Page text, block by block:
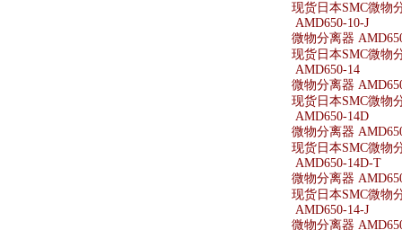
现货日本SMC微物
AMD650-10-J
微物分离器
现货日本SMC微物
AMD650-14
微物分离器
现货日本SMC微物
AMD650-14D
微物分离器
现货日本SMC微物
AMD650-14D-T
微物分离器
现货日本SMC微物
AMD650-14-J
微物分离器